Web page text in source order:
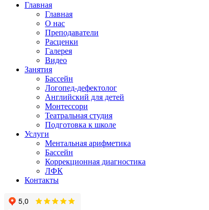
Главная
Главная
О нас
Преподаватели
Расценки
Галерея
Видео
Занятия
Бассейн
Логопед-дефектолог
Английский для детей
Монтессори
Театральная студия
Подготовка к школе
Услуги
Ментальная арифметика
Бассейн
Коррекционная диагностика
ЛФК
Контакты